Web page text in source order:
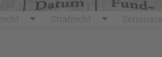
Strafrecht Seminare